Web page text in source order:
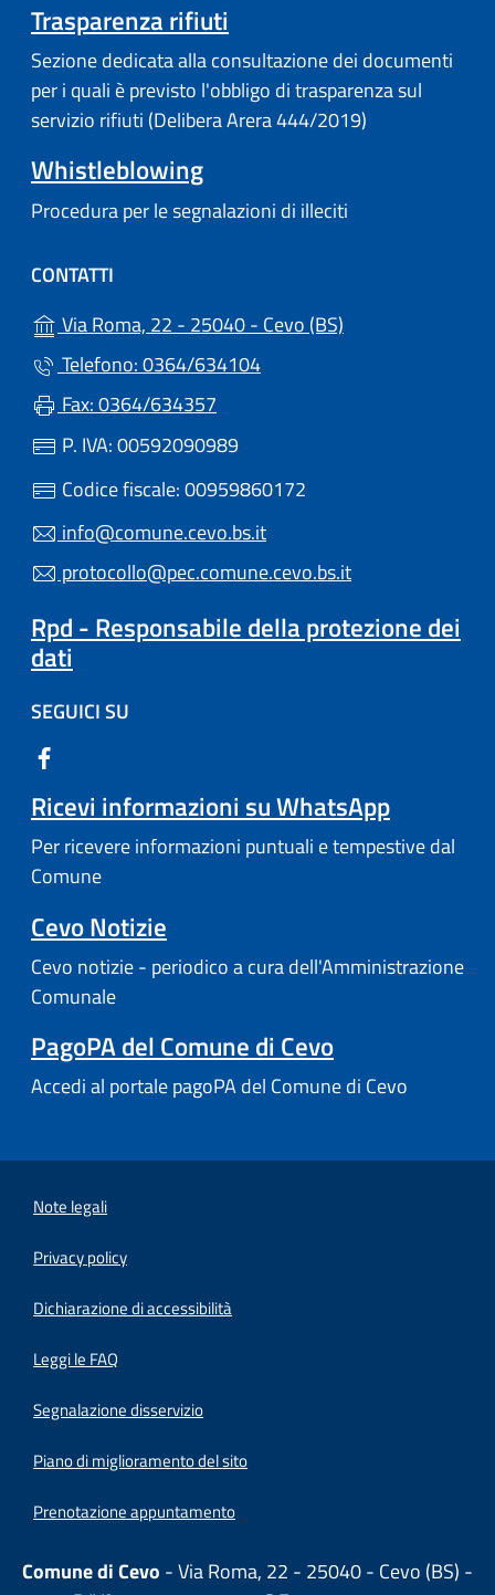
Trasparenza rifiuti
Sezione dedicata alla consultazione dei documenti
per i quali è previsto l'obbligo di trasparenza sul
servizio rifiuti (Delibera Arera 444/2019)
Whistleblowing
Procedura per le segnalazioni di illeciti
CONTATTI
Via Roma, 22 - 25040 - Cevo (BS)
Telefono: 0364/634104
Fax: 0364/634357
P. IVA: 00592090989
Codice fiscale: 00959860172
info@comune.cevo.bs.it
protocollo@pec.comune.cevo.bs.it
Rpd - Responsabile della protezione dei
dati
SEGUICI SU
Ricevi informazioni su WhatsApp
Per ricevere informazioni puntuali e tempestive dal
Comune
Cevo Notizie
Cevo notizie - periodico a cura dell'Amministrazione
Comunale
PagoPA del Comune di Cevo
Accedi al portale pagoPA del Comune di Cevo
Note legali
Privacy policy
Dichiarazione di accessibilità
Leggi le FAQ
Segnalazione disservizio
Piano di miglioramento del sito
Prenotazione appuntamento
Comune di Cevo - Via Roma, 22 - 25040 - Cevo (BS) -